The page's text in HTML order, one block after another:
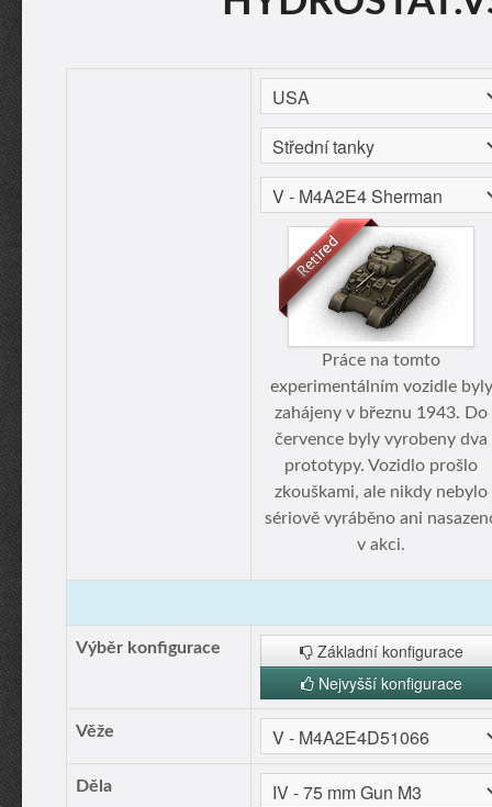
Práce na tomto
experimentálním vozidle byly
zahájeny v březnu 1943. Do
července byly vyrobeny dva
prototypy. Vozidlo prošlo
zkouškami, ale nikdy nebylo
sériově vyráběno ani
v akci.
Výběr konfigurace
Základní konfigurace
Nejvyšší konfigurace
Věže
Děla